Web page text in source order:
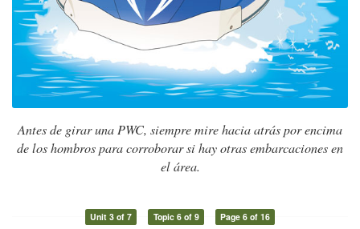
Antes de girar una PWC, siempre mire hacia atrás por encima
de los hombros para corroborar si hay otras embarcaciones en
el área.
Unit 3 of 7 Topic 6 of 9 Page 6 of 16